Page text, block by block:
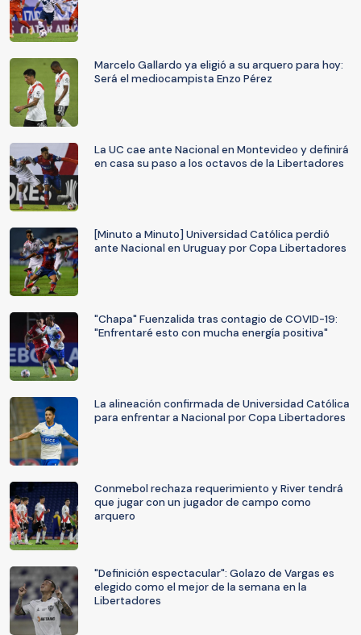
Marcelo Gallardo ya eligió a su arquero para hoy:
Será el mediocampista Enzo Pérez
La UC cae ante Nacional en Montevideo y definirá
en casa su paso a los octavos de la Libertadores
[Minuto a Minuto] Universidad Católica perdió
ante Nacional en Uruguay por Copa Libertadores
"Chapa" Fuenzalida tras contagio de COVID-19:
"Enfrentaré esto con mucha energía positiva"
La alineación confirmada de Universidad Católica
para enfrentar a Nacional por Copa Libertadores
Conmebol rechaza requerimiento y River tendrá
que jugar con un jugador de campo como
arquero
"Definición espectacular": Golazo de Vargas es
elegido como el mejor de la semana en la
Libertadores